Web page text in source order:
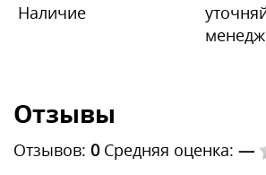
Наличие
Отзывы
Отзывов: 0 Средняя оценка: —